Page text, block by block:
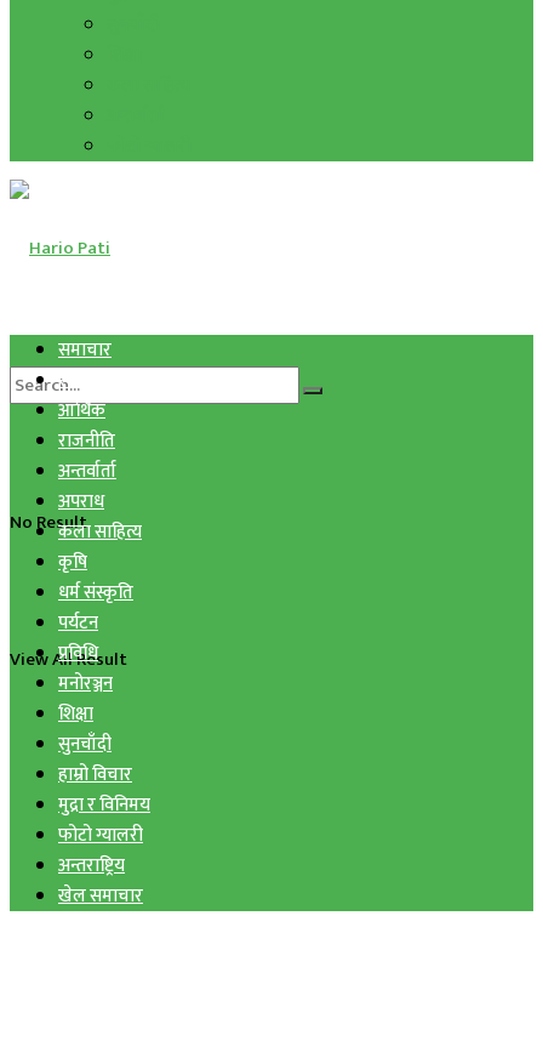
No Result
View All Result
समाचार
स्वास्थ्य
आर्थिक
राजनीति
अन्तर्वार्ता
अपराध
कला साहित्य
कृषि
धर्म संस्कृति
पर्यटन
प्रविधि
मनोरञ्जन
शिक्षा
सुनचाँदी
हाम्रो विचार
मुद्रा र विनिमय
फोटो ग्यालरी
अन्तराष्ट्रिय
खेल समाचार